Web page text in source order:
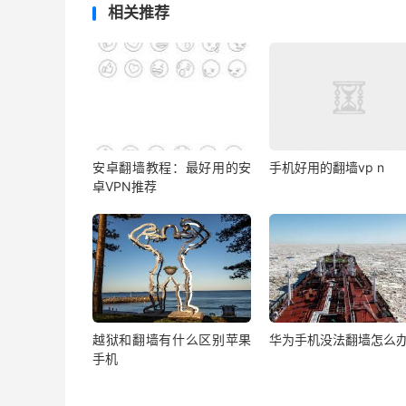
相关推荐
安卓翻墙教程：最好用的安
卓VPN推荐
手机好用的翻墙vp n
越狱和翻墙有什么区别苹果
手机
华为手机没法翻墙怎么